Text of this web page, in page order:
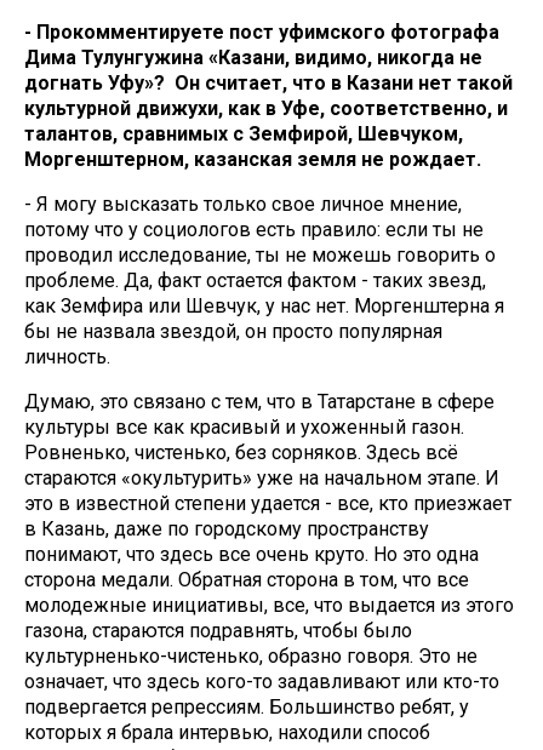
- Прокомментируете пост уфимского фотографа
Дима Тулунгужина «Казани, видимо, никогда не
догнать Уфу»? Он считает, что в Казани нет такой
культурной движухи, как в Уфе, соответственно, и
талантов, сравнимых с Земфирой, Шевчуком,
Моргенштерном, казанская земля не рождает.
- Я могу высказать только свое личное мнение,
потому что у социологов есть правило: если ты не
проводил исследование, ты не можешь говорить о
проблеме. Да, факт остается фактом - таких звезд,
как Земфира или Шевчук, у нас нет. Моргенштерна я
бы не назвала звездой, он просто популярная
личность.
Думаю, это связано с тем, что в Татарстане в сфере
культуры все как красивый и ухоженный газон.
Ровненько, чистенько, без сорняков. Здесь всё
стараются «окультурить» уже на начальном этапе. И
это в известной степени удается - все, кто приезжает
в Казань, даже по городскому пространству
понимают, что здесь все очень круто. Но это одна
сторона медали. Обратная сторона в том, что все
молодежные инициативы, все, что выдается из этого
газона, стараются подравнять, чтобы было
культурненько-чистенько, образно говоря. Это не
означает, что здесь кого-то задавливают или кто-то
подвергается репрессиям. Большинство ребят, у
которых я брала интервью, находили способ